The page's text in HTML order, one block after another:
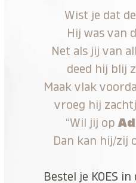
Wist je dat
Hij was van
Net als jij van
deed hij blij
Maak vlak
vroeg hij
“Wil jij op
Dan kan hij/zij
Bestel je KOES